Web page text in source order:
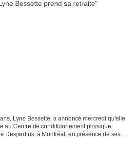
Lyne Bessette, a annoncé mercredi qu'elle
au Centre de conditionnement physique
Desjardins, à Montréal, en présence de ses